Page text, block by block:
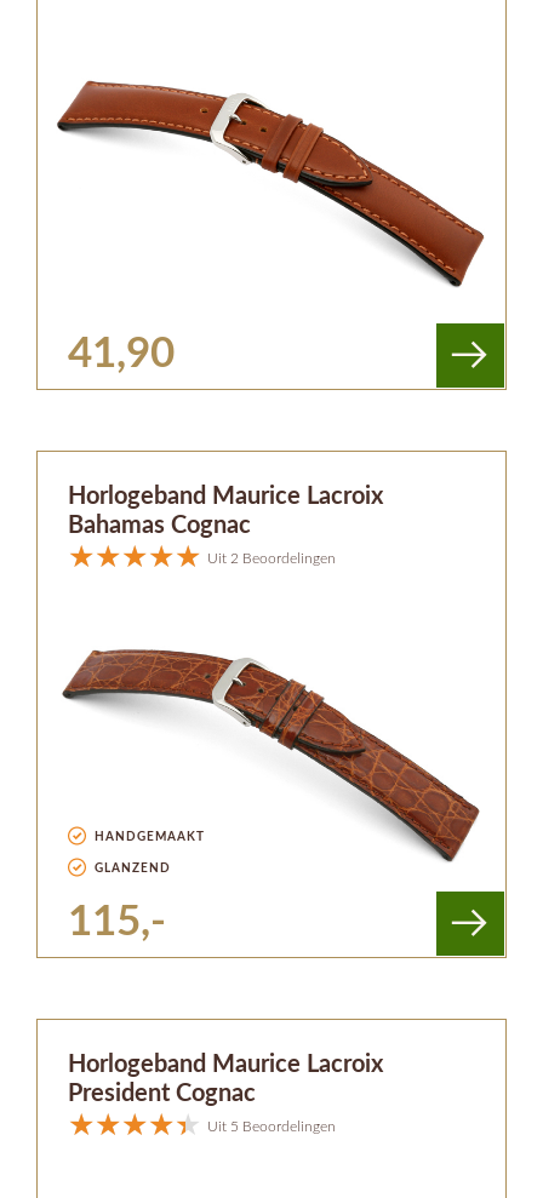
41,90
Horlogeband Maurice Lacroix
Bahamas Cognac
Uit 2 Beoordelingen
HANDGEMAAKT
GLANZEND
115,-
Horlogeband Maurice Lacroix
President Cognac
Uit 5 Beoordelingen